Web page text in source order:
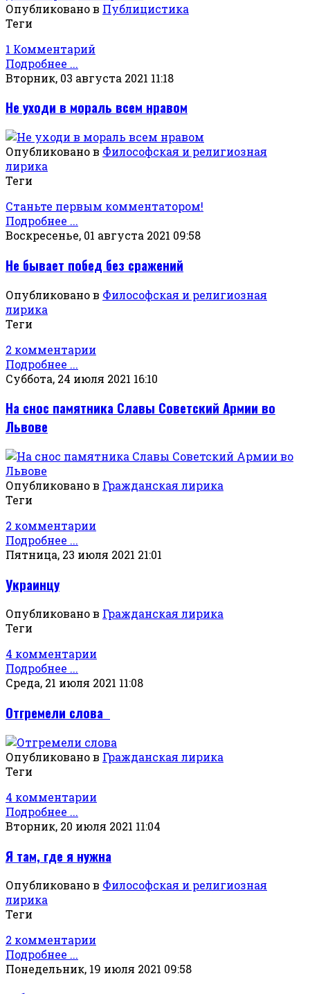
Опубликовано в Публицистика
Теги
1 Комментарий
Подробнее ...
Вторник, 03 августа 2021 11:18
Не уходи в мораль всем нравом
Опубликовано в Философская и религиозная
лирика
Теги
Станьте первым комментатором!
Подробнее ...
Воскресенье, 01 августа 2021 09:58
Не бывает побед без сражений
Опубликовано в Философская и религиозная
лирика
Теги
2 комментарии
Подробнее ...
Суббота, 24 июля 2021 16:10
На снос памятника Славы Советский Армии во
Львове
Опубликовано в Гражданская лирика
Теги
2 комментарии
Подробнее ...
Пятница, 23 июля 2021 21:01
Украинцу
Опубликовано в Гражданская лирика
Теги
4 комментарии
Подробнее ...
Среда, 21 июля 2021 11:08
Отгремели слова
Опубликовано в Гражданская лирика
Теги
4 комментарии
Подробнее ...
Вторник, 20 июля 2021 11:04
Я там, где я нужна
Опубликовано в Философская и религиозная
лирика
Теги
2 комментарии
Подробнее ...
Понедельник, 19 июля 2021 09:58